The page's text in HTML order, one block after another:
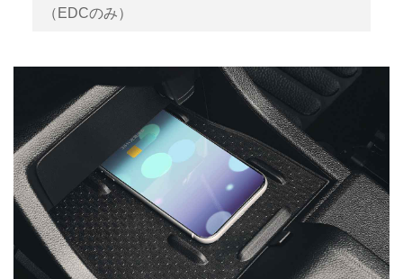
（EDCのみ）